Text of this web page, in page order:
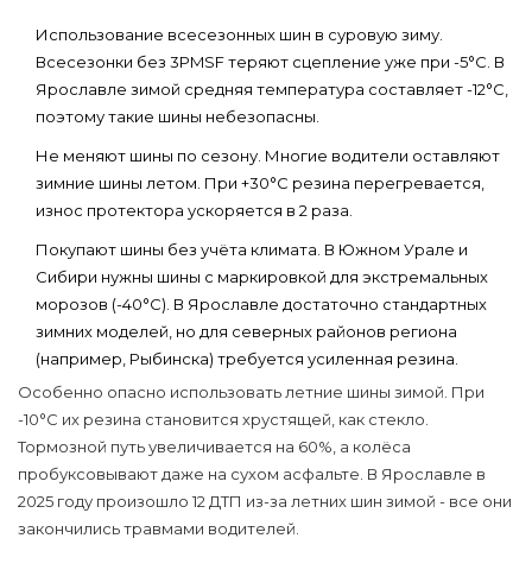
Использование всесезонных шин в суровую зиму.
Всесезонки без 3PMSF теряют сцепление уже при -5°C. В
Ярославле зимой средняя температура составляет -12°C,
поэтому такие шины небезопасны.
Не меняют шины по сезону. Многие водители оставляют
зимние шины летом. При +30°C резина перегревается,
износ протектора ускоряется в 2 раза.
Покупают шины без учёта климата. В Южном Урале и
Сибири нужны шины с маркировкой для экстремальных
морозов (-40°C). В Ярославле достаточно стандартных
зимних моделей, но для северных районов региона
(например, Рыбинска) требуется усиленная резина.
Особенно опасно использовать летние шины зимой. При
-10°C их резина становится хрустящей, как стекло.
Тормозной путь увеличивается на 60%, а колёса
пробуксовывают даже на сухом асфальте. В Ярославле в
2025 году произошло 12 ДТП из-за летних шин зимой - все они
закончились травмами водителей.